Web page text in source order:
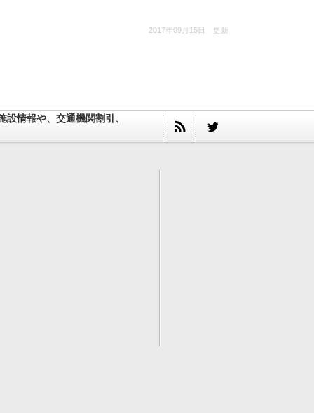
2017年09月15日 更新
情報や、交通機関割引、